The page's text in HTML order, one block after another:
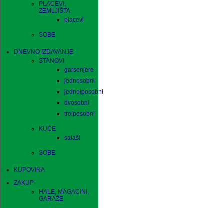
PLACEVI,
ZEMLJIŠTA
placevi
SOBE
DNEVNO IZDAVANJE
STANOVI
garsonjere
jednosobni
jednoiposobni
dvosobni
troiposobni
KUĆE
salaši
SOBE
KUPOVINA
ZAKUP
HALE, MAGACINI,
GARAŽE